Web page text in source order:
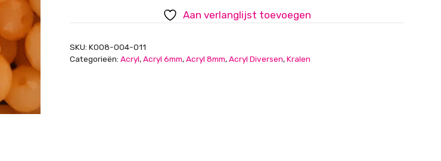
facet
semi
Aan verlanglijst toevoegen
SKU: K008-004-011
Categorieën: Acryl,Acryl 6mm,Acryl 8mm,Acryl Diversen,Kralen